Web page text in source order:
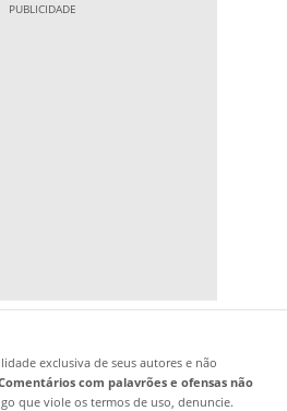
exclusiva de seus autores e não
com palavrões e ofensas não
que viole os termos de uso, denuncie.